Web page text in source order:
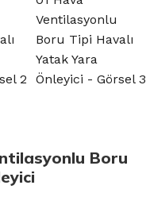
Boru